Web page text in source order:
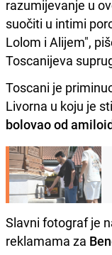
razumijevanje u
suočiti u intimi
Lolom i Alijem",
Toscanijeva
Toscani je
Livorna u koju je
bolovao od
Slavni fotograf je
reklamama za